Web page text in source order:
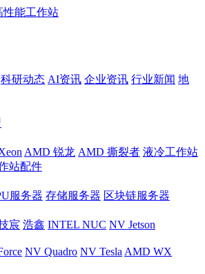
科研动态 AI资讯 企业资讯 行业新闻 地
AMD 锐龙 AMD 撕裂者 液冷工作站
站配件
服务器 存储服务器 区块链服务器
宸 浩鑫 INTEL NUC NV Jetson
NV Quadro NV Tesla AMD WX